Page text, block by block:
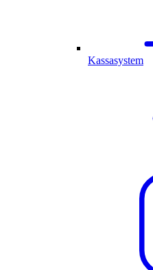
Kassasystem